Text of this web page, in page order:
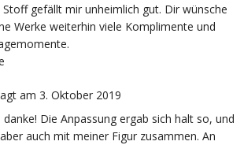
Stoff gefällt mir unheimlich gut. Dir wünsche
Werke weiterhin viele Komplimente und
am 3. Oktober 2019
danke! Die Anpassung ergab sich halt so, und
auch mit meiner Figur zusammen. An